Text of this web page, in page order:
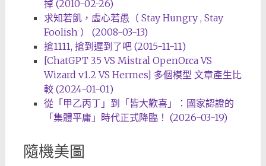
掉 (2010-02-26)
求知若飢，虛心若愚（ Stay Hungry , Stay
Foolish ） (2008-03-13)
搶1111, 搶到遲到了吧 (2015-11-11)
[ChatGPT 3.5 VS Mistral OpenOrca VS
Wizard v1.2 VS Hermes] 多個模型 文章產生比
較 (2024-01-01)
從「甲乙丙丁」到「皆大歡喜」：國家認證的
「集體平庸」時代正式降臨！ (2026-03-19)
隨機美圖